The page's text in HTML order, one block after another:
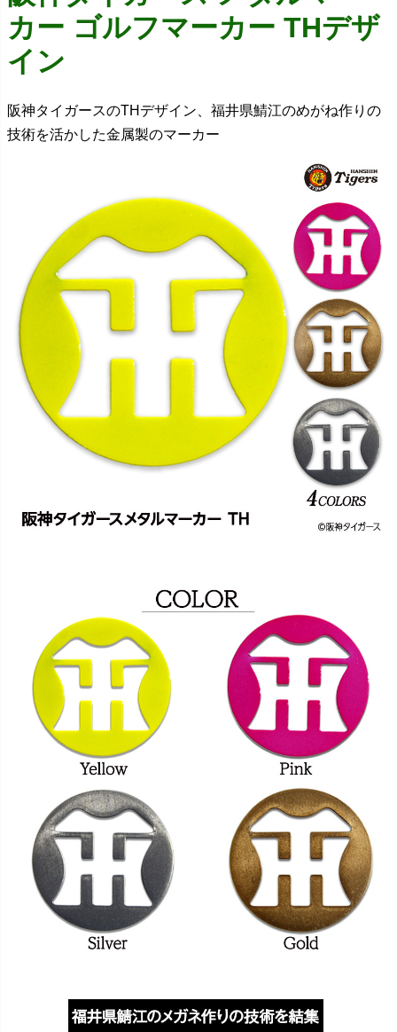
カー ゴルフマーカー THデザ
イン
阪神タイガースのTHデザイン、福井県鯖江のめがね作りの
技術を活かした金属製のマーカー